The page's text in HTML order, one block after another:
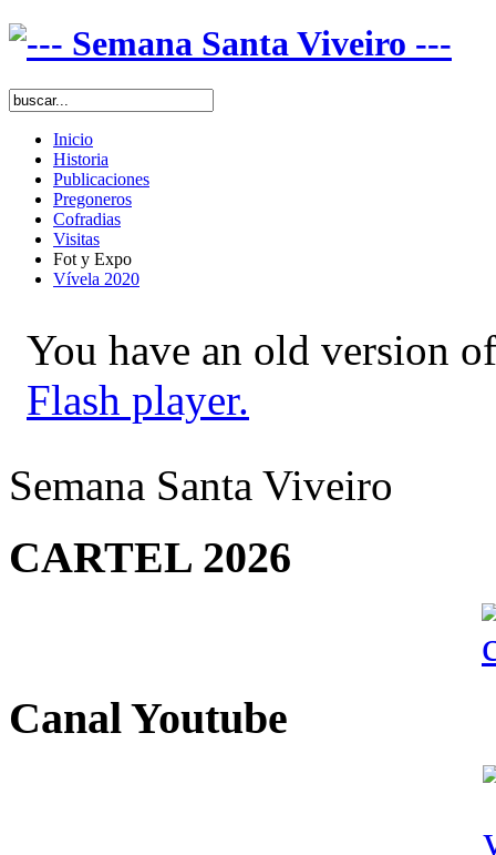
Inicio
Historia
Publicaciones
Pregoneros
Cofradias
Visitas
Fot y Expo
Vívela 2020
You have an old version
Flash player.
Semana Santa Viveiro
CARTEL 2026
Canal Youtube